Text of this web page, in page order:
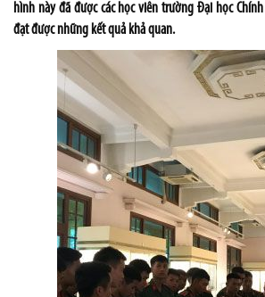
hình này đã được các học viên trường Đại học
đạt được những kết quả khả quan.